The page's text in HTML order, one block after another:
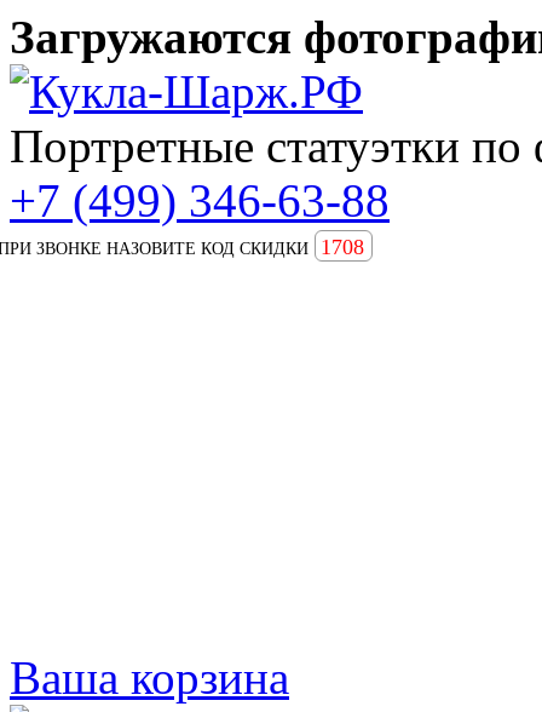
Загружаются
Портретные статуэтки по
+7 (499) 346-63-88
ЗВОНКЕ НАЗОВИТЕ КОД СКИДКИ 1708
Ваша корзина